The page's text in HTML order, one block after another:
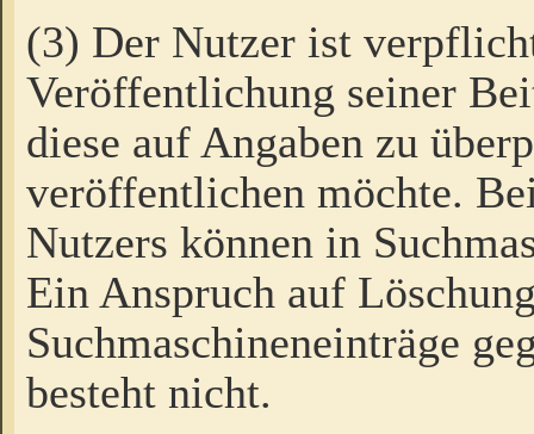
(3) Der Nutzer ist
Veröffentlichung seiner
diese auf Angaben zu
veröffentlichen möchte.
Nutzers können in
Ein Anspruch auf
Suchmaschineneinträge
besteht nicht.